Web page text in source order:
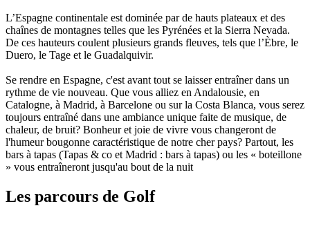
L’Espagne continentale est dominée par de hauts plateaux et des
chaînes de montagnes telles que les Pyrénées et la Sierra Nevada.
De ces hauteurs coulent plusieurs grands fleuves, tels que l’Èbre, le
Duero, le Tage et le Guadalquivir.
Se rendre en Espagne, c'est avant tout se laisser entraîner dans un
rythme de vie nouveau. Que vous alliez en Andalousie, en
Catalogne, à Madrid, à Barcelone ou sur la Costa Blanca, vous serez
toujours entraîné dans une ambiance unique faite de musique, de
chaleur, de bruit? Bonheur et joie de vivre vous changeront de
l'humeur bougonne caractéristique de notre cher pays? Partout, les
bars à tapas (Tapas & co et Madrid : bars à tapas) ou les « boteillone
» vous entraîneront jusqu'au bout de la nuit
Les parcours de Golf